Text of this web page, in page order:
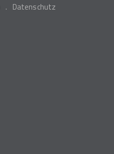
Datenschutz